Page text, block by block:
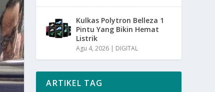
Kulkas Polytron Belleza 1
Pintu Yang Bikin Hemat
Listrik
Agu 4, 2026 | DIGITAL
ARTIKEL TAG